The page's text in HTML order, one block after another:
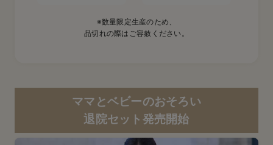
※数量限定生産のため、
品切れの際はご容赦ください。
ママとベビーのおそろい
退院セット発売開始